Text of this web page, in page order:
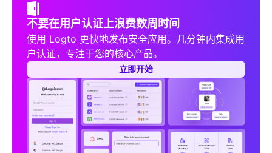
不要在用户认证上浪费数周时间
使用 Logto 更快地发布安全应用。几分钟内集成用
户认证，专注于您的核心产品。
立即开始